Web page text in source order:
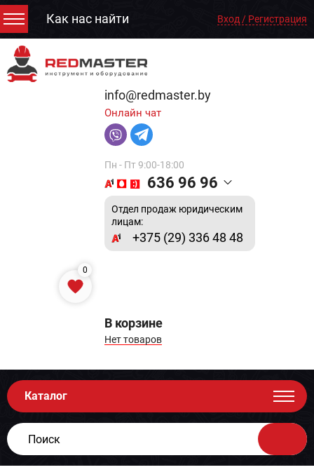
Как нас найти Вход / Регистрация
info@redmaster.by
Онлайн чат
Пн - Пт 9:00-18:00
636 96 96
Отдел продаж юридическим
лицам:
+375 (29) 336 48 48
0
В корзине
Нет товаров
Каталог